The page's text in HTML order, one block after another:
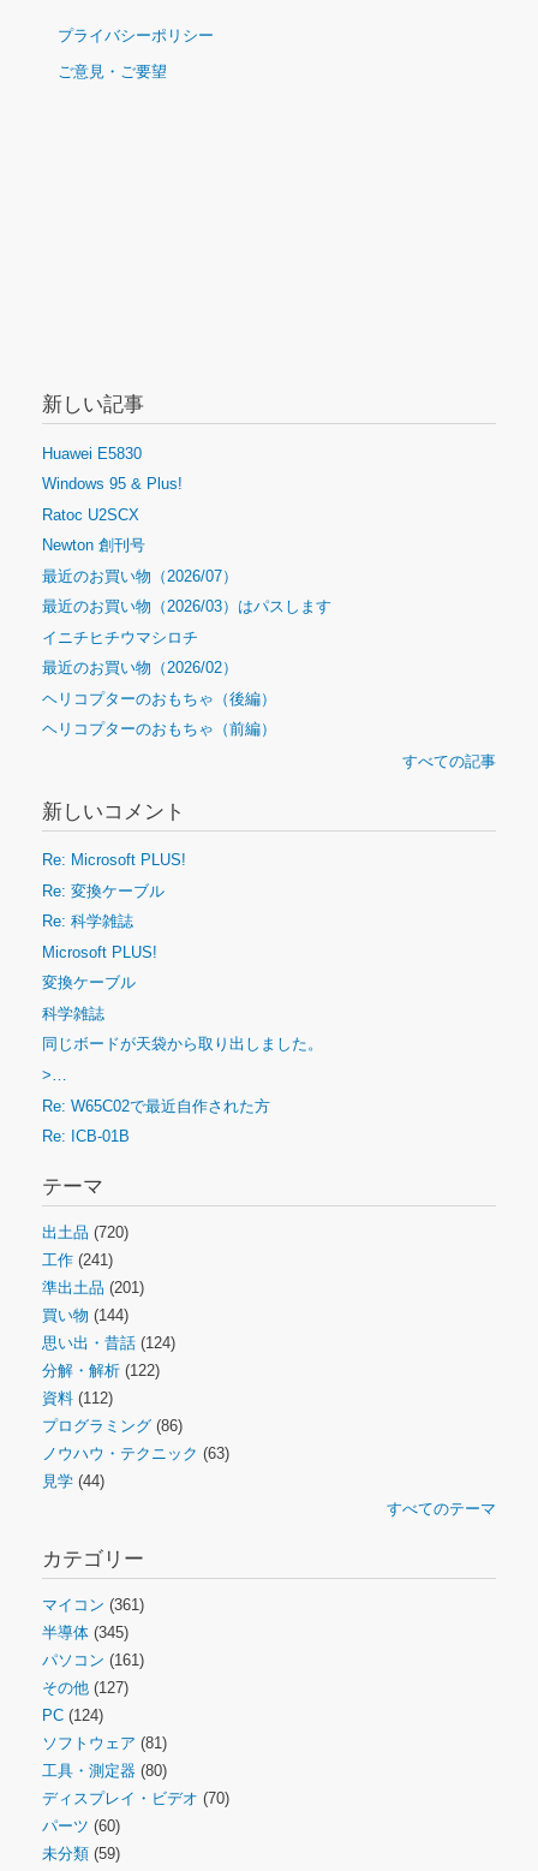
ナ
ゲ
プライバシーポリシー
ご意見・ご要望
新しい記事
Huawei E5830
Windows 95 & Plus!
Ratoc U2SCX
Newton 創刊号
最近のお買い物（2026/07）
最近のお買い物（2026/03）はパスします
イニチヒチウマシロチ
最近のお買い物（2026/02）
ヘリコプターのおもちゃ（後編）
ヘリコプターのおもちゃ（前編）
すべての記事
新しいコメント
Re: Microsoft PLUS!
Re: 変換ケーブル
Re: 科学雑誌
Microsoft PLUS!
変換ケーブル
科学雑誌
同じボードが天袋から取り出しました。
>…
Re: W65C02で最近自作された方
Re: ICB-01B
テーマ
出土品 (720)
工作 (241)
準出土品 (201)
買い物 (144)
思い出・昔話 (124)
分解・解析 (122)
資料 (112)
プログラミング (86)
ノウハウ・テクニック (63)
見学 (44)
すべてのテーマ
カテゴリー
マイコン (361)
半導体 (345)
パソコン (161)
その他 (127)
PC (124)
ソフトウェア (81)
工具・測定器 (80)
ディスプレイ・ビデオ (70)
パーツ (60)
未分類 (59)